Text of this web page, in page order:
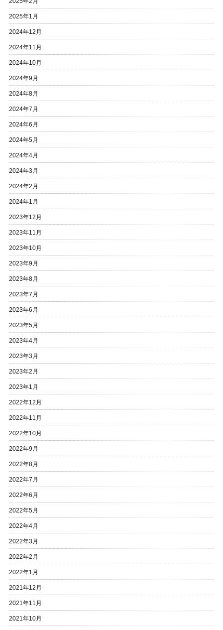
2025年1月
2024年12月
2024年11月
2024年10月
2024年9月
2024年8月
2024年7月
2024年6月
2024年5月
2024年4月
2024年3月
2024年2月
2024年1月
2023年12月
2023年11月
2023年10月
2023年9月
2023年8月
2023年7月
2023年6月
2023年5月
2023年4月
2023年3月
2023年2月
2023年1月
2022年12月
2022年11月
2022年10月
2022年9月
2022年8月
2022年7月
2022年6月
2022年5月
2022年4月
2022年3月
2022年2月
2022年1月
2021年12月
2021年11月
2021年10月